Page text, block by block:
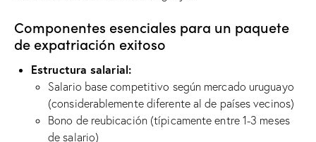
Componentes esenciales para un paquete
de expatriación exitoso
Estructura salarial:
Salario base competitivo según mercado uruguayo
(considerablemente diferente al de países vecinos)
Bono de reubicación (típicamente entre 1-3 meses
de salario)